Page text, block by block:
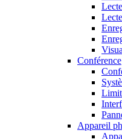
Conférence
Appareil